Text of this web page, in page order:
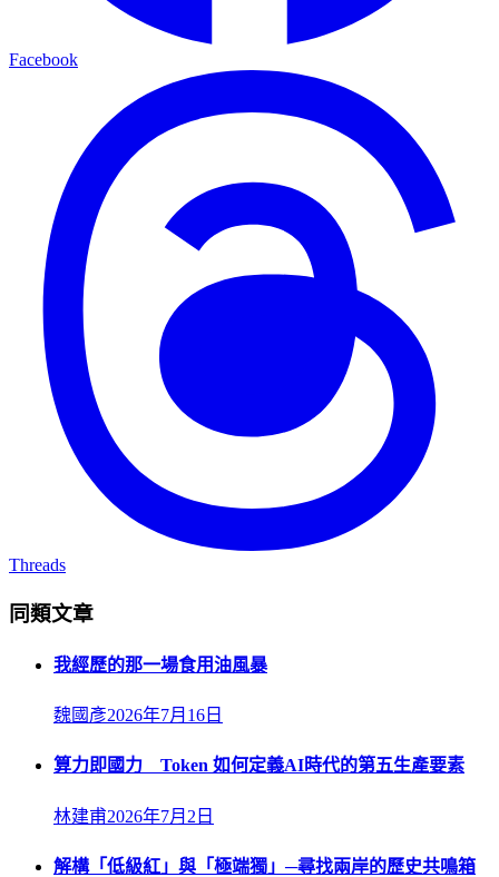
Facebook
Threads
同類文章
我經歷的那一場食用油風暴
魏國彥2026年7月16日
算力即國力 Token 如何定義AI時代的第五生產要素
林建甫2026年7月2日
解構「低級紅」與「極端獨」─尋找兩岸的歷史共鳴箱